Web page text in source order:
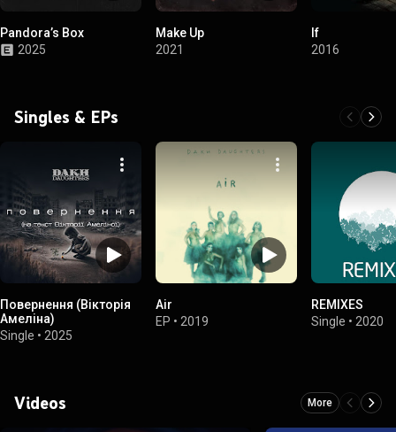
Pandora’s Box
2025
Make Up
2021
If
2016
Singles & EPs
Повернення (Вікторія
Амеліна)
Single • 2025
Air
EP • 2019
REMIXES
Single • 2020
Videos More